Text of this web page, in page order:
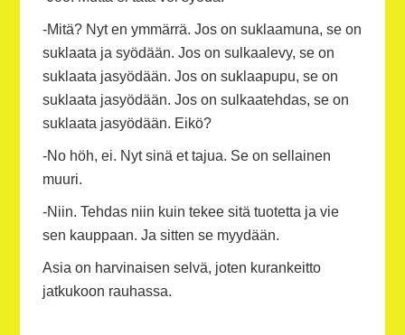
-Mitä? Nyt en ymmärrä. Jos on suklaamuna, se on
suklaata ja syödään. Jos on sulkaalevy, se on
suklaata jasyödään. Jos on suklaapupu, se on
suklaata jasyödään. Jos on sulkaatehdas, se on
suklaata jasyödään. Eikö?
-No höh, ei. Nyt sinä et tajua. Se on sellainen
muuri.
-Niin. Tehdas niin kuin tekee sitä tuotetta ja vie
sen kauppaan. Ja sitten se myydään.
Asia on harvinaisen selvä, joten kurankeitto
jatkukoon rauhassa.